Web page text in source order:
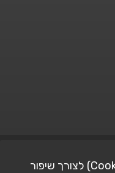
אתר זה משתמש בעוגיות (Cookies) לצורך שיפור